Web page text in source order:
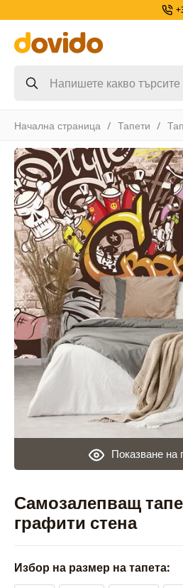
Начална страница Тапети
Самозалепващ
графити стена
Показване на
Избор на размер на тапета: